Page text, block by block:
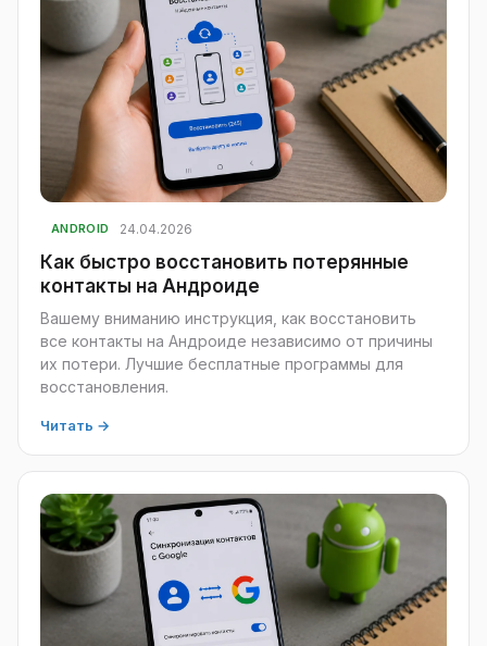
ANDROID 24.04.2026
Как быстро восстановить потерянные
контакты на Андроиде
Вашему вниманию инструкция, как восстановить
все контакты на Андроиде независимо от причины
их потери. Лучшие бесплатные программы для
восстановления.
Читать →